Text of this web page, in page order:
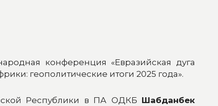
конференция «Евразийская дуга
геополитические итоги 2025 года».
Республики в ПА ОДКБ Шабданбек